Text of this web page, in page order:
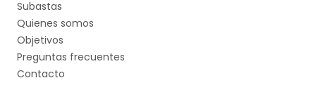
Subastas
Quienes somos
Objetivos
Preguntas frecuentes
Contacto